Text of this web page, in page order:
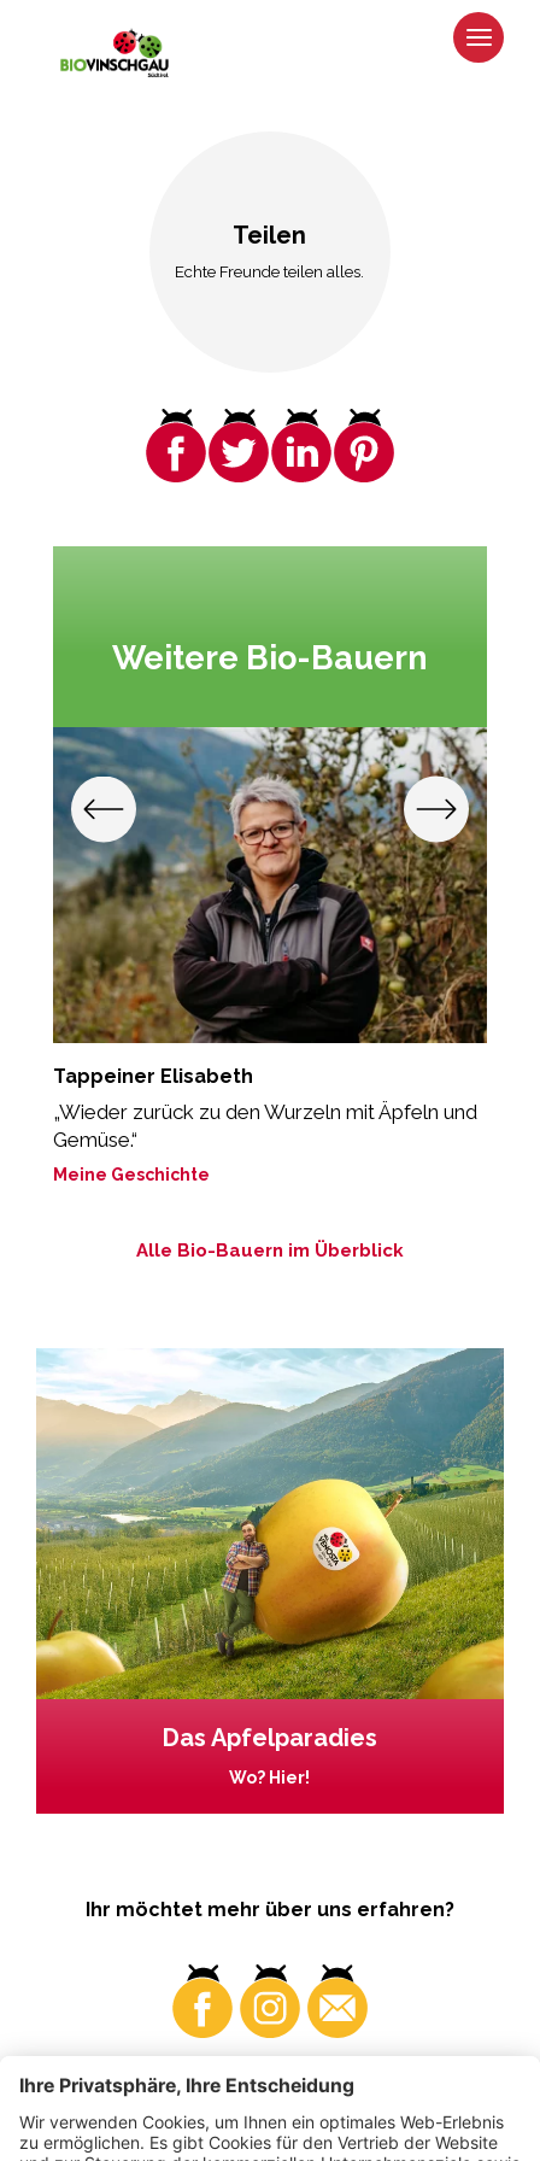
Teilen
Echte Freunde teilen alles.
Weitere Bio-Bauern
Tappeiner Elisabeth
„Wieder zurück zu den Wurzeln mit Äpfeln und
Gemüse.“
Meine Geschichte
Alle Bio-Bauern im Überblick
Das Apfelparadies
Wo? Hier!
Ihr möchtet mehr über uns erfahren?
Business Produzenten